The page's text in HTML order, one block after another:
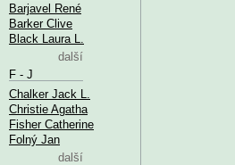
Barjavel René
Barker Clive
Black Laura L.
další
F - J
Chalker Jack L.
Christie Agatha
Fisher Catherine
Folný Jan
další